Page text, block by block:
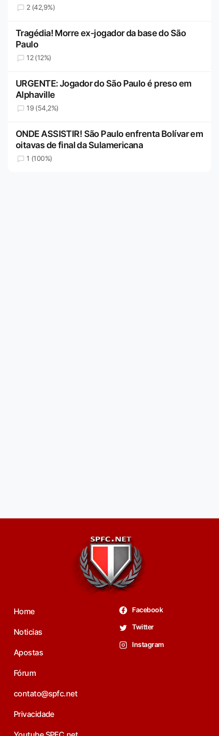
2 (42,9%)
Tragédia! Morre ex-jogador da base do São
Paulo
12 (12%)
URGENTE: Jogador do São Paulo é preso em
Alphaville
19 (54,2%)
ONDE ASSISTIR! São Paulo enfrenta Bolívar em
oitavas de final da Sulamericana
1 (100%)
Home
Noticias
Apostas
Fórum
contato@spfc.net
Privacidade
Facebook
Twitter
Instagram